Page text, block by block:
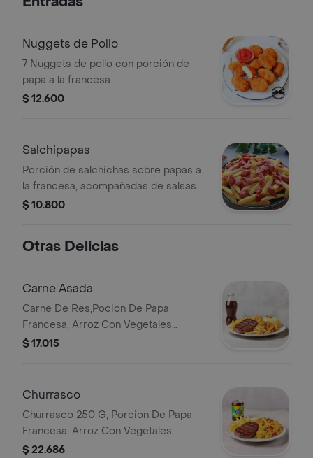
Nuggets de Pollo
7 Nuggets de pollo con porción de
papa a la francesa.
$ 12.600
Salchipapas
Porción de salchichas sobre papas a
la francesa, acompañadas de salsas.
$ 10.800
Otras Delicias
Carne Asada
Carne De Res,Pocion De Papa
Francesa, Arroz Con Vegetales
Salteados Y Gaseosa Personal.
$ 17.015
Churrasco
Churrasco 250 G, Porcion De Papa
Francesa, Arroz Con Vegetales
Salteados Y Gaseosa Personal.
$ 22.686